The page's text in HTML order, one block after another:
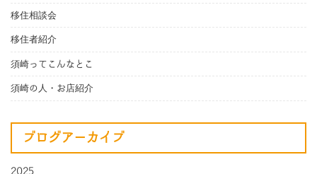
移住相談会
移住者紹介
須崎ってこんなとこ
須崎の人・お店紹介
ブログアーカイブ
2025